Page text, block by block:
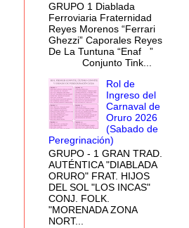
GRUPO 1 Diablada
Ferroviaria Fraternidad
Reyes Morenos “Ferrari
Ghezzi” Caporales Reyes
De La Tuntuna “Enaf ”
Conjunto Tink...
Rol de
Ingreso del
Carnaval de
Oruro 2026
(Sabado de
Peregrinación)
GRUPO - 1 GRAN TRAD.
AUTÉNTICA "DIABLADA
ORURO" FRAT. HIJOS
DEL SOL "LOS INCAS"
CONJ. FOLK.
"MORENADA ZONA
NORT...